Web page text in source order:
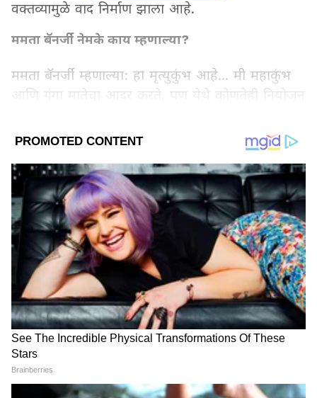
वक्तव्यामुळे वाद निर्माण झाला आहे.
ममता बॅनर्जी नेमके काय म्हणाल्या?
ममता बॅनर्जी म्हणाल्या: हा मृत्युकुंभ आहे... मी महाकुंभ
आणि गंगा मातेचा आदर करते, पण येथे कोणतेही नियोजन
त्यांनी भाजप सरकारवर हल्ला चढवत म्हटले की,
व्हीआयपी लोकांसाठी १ लाख रुपये देऊन तंबूची सुविधा
आहे, पण गरिबांसाठी काहीही व्यवस्था नाही. मोठ्या गर्दीत
भगदड होऊ शकते, पण व्यवस्था असायला हवी. भाजप
सरकारने नेमके काय नियोजन केले?
LATEST VIDEOS
ABOUT THE AUTHOR
RS Rohan Salodkar
रोहन सालोडकर। मीडिया में 13 साल से ज्यादा का अनुभव। 2019 से
एशियानेट न्यूज हिंदी में कार्यरत हैं। करियर की शुरुआत इन्होंने लोकमत